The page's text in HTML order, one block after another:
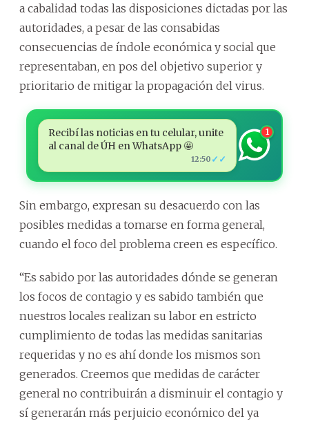
a cabalidad todas las disposiciones dictadas por las
autoridades, a pesar de las consabidas
consecuencias de índole económica y social que
representaban, en pos del objetivo superior y
prioritario de mitigar la propagación del virus.
Recibí las noticias en tu celular, unite
al canal de ÚH en WhatsApp 🤩
12:50 ✓✓
1
Sin embargo, expresan su desacuerdo con las
posibles medidas a tomarse en forma general,
cuando el foco del problema creen es específico.
“Es sabido por las autoridades dónde se generan
los focos de contagio y es sabido también que
nuestros locales realizan su labor en estricto
cumplimiento de todas las medidas sanitarias
requeridas y no es ahí donde los mismos son
generados. Creemos que medidas de carácter
general no contribuirán a disminuir el contagio y
sí generarán más perjuicio económico del ya